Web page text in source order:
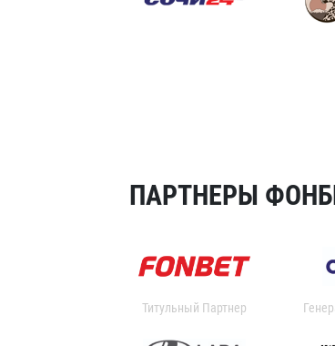
ПАРТНЕРЫ
Титульный Партнер